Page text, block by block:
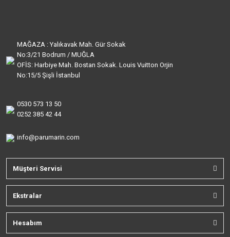
MAĞAZA : Yalıkavak Mah. Gür Sokak
No:3/21 Bodrum / MUĞLA
OFİS: Harbiye Mah. Bostan Sokak. Louis Vuitton Orjin
No:15/5 Şişli İstanbul
0530 573 13 50
0252 385 42 44
info@parumarin.com
Müşteri Servisi
Ekstralar
Hesabım